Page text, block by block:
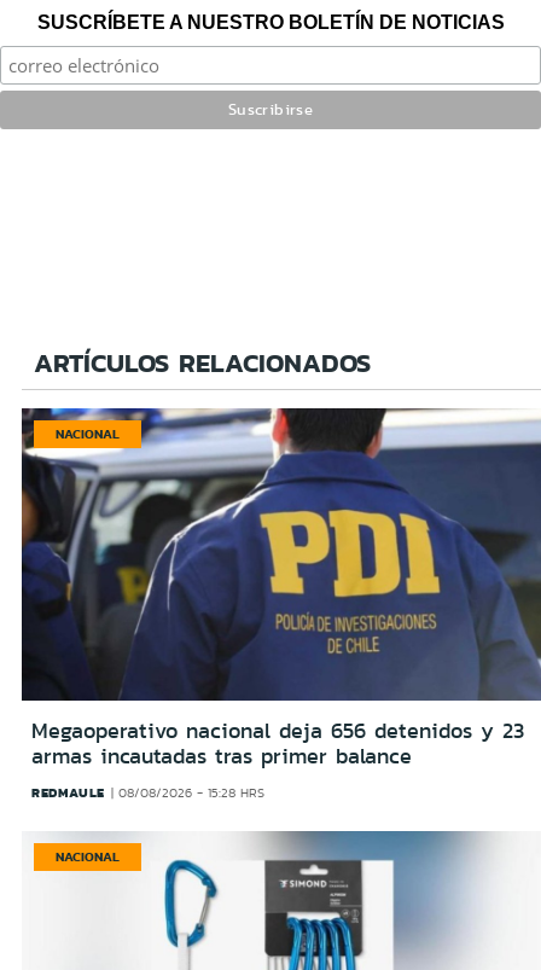
SUSCRÍBETE A NUESTRO BOLETÍN DE NOTICIAS
ARTÍCULOS RELACIONADOS
NACIONAL
Megaoperativo nacional deja 656 detenidos y 23
armas incautadas tras primer balance
REDMAULE 08/08/2026 - 15:28 HRS
NACIONAL